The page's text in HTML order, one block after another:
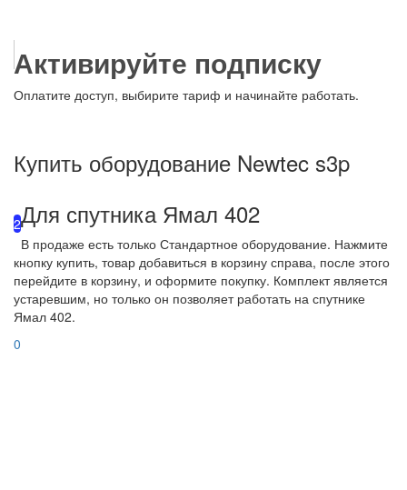
Активируйте подписку
Оплатите доступ, выбирите тариф и начинайте работать.
Купить оборудование Newtec s3p
2Для спутника Ямал 402
В продаже есть только Стандартное оборудование. Нажмите
кнопку купить, товар добавиться в корзину справа, после этого
перейдите в корзину, и оформите покупку. Комплект является
устаревшим, но только он позволяет работать на спутнике
Ямал 402.
0